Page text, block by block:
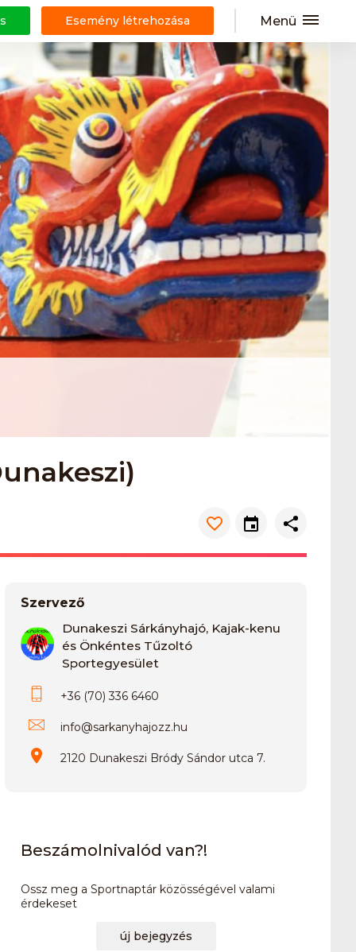
Esemény létrehozása Menü
Szervező
Dunakeszi Sárkányhajó, Kajak-kenu
és Önkéntes Tűzoltó
Sportegyesület
+36 (70) 336 6460
info@sarkanyhajozz.hu
2120 Dunakeszi Bródy Sándor utca 7.
Beszámolnivalód van?!
Ossz meg a Sportnaptár közösségével valami
érdekeset
új bejegyzés